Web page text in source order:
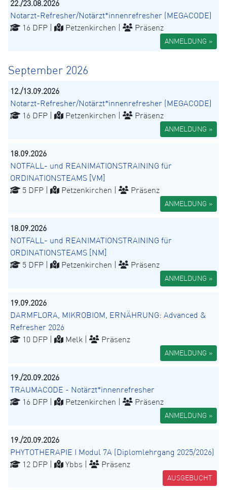
22./23.08.2026
Notarzt-Refresher/Notärzt*innenrefresher (MEGACODE)
16 DFP |
Petzenkirchen | Präsenz
ANMELDUNG »
September 2026
12./13.09.2026
Notarzt-Refresher/Notärzt*innenrefresher (MEGACODE)
16 DFP |
Petzenkirchen | Präsenz
ANMELDUNG »
18.09.2026
NOTFALL- und REANIMATIONSTRAINING für
ORDINATIONSTEAMS [VM]
5 DFP |
Petzenkirchen | Präsenz
ANMELDUNG »
18.09.2026
NOTFALL- und REANIMATIONSTRAINING für
ORDINATIONSTEAMS [NM]
5 DFP |
Petzenkirchen | Präsenz
ANMELDUNG »
19.09.2026
DARMFLORA, MIKROBIOM, ERNÄHRUNG: Advanced &
Refresher 2026
10 DFP |
Melk | Präsenz
ANMELDUNG »
19./20.09.2026
TRAUMACODE - Notärzt*innenrefresher
16 DFP |
Petzenkirchen | Präsenz
ANMELDUNG »
19./20.09.2026
PHYTOTHERAPIE I Modul 7A (Diplomlehrgang 2025/2026)
12 DFP |
Ybbs | Präsenz
AUSGEBUCHT